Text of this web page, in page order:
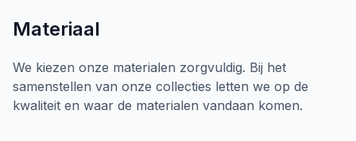
Materiaal
We kiezen onze materialen zorgvuldig. Bij het
samenstellen van onze collecties letten we op de
kwaliteit en waar de materialen vandaan komen.